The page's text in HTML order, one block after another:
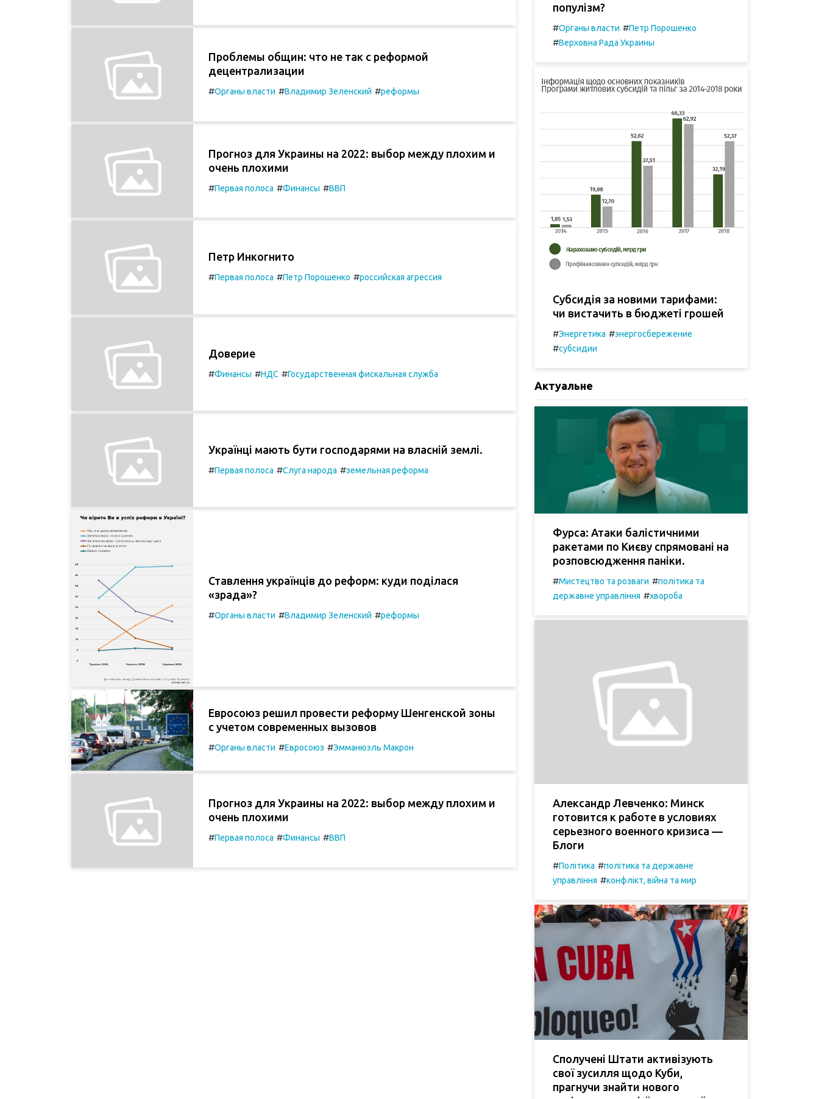
Проблемы общин: что не так с реформой
децентрализации
#Органы власти #Владимир Зеленский #реформы
Прогноз для Украины на 2022: выбор между плохим и
очень плохими
#Первая полоса #Финансы #ВВП
Петр Инкогнито
#Первая полоса #Петр Порошенко #российская агрессия
Доверие
#Финансы #НДС #Государственная фискальная служба
Українці мають бути господарями на власній землі.
#Первая полоса #Слуга народа #земельная реформа
Ставлення українців до реформ: куди поділася
«зрада»?
#Органы власти #Владимир Зеленский #реформы
Евросоюз решил провести реформу Шенгенской зоны
с учетом современных вызовов
#Органы власти #Евроcоюз #Эмманюэль Макрон
Прогноз для Украины на 2022: выбор между плохим и
очень плохими
#Первая полоса #Финансы #ВВП
популізм?
#Органы власти #Петр Порошенко
#Верховна Рада Украины
Субсидія за новими тарифами:
чи вистачить в бюджеті грошей
#Энергетика #энергосбережение
#субсидии
Актуальне
Фурса: Атаки балістичними
ракетами по Києву спрямовані на
розповсюдження паніки.
#Мистецтво та розваги #політика та
державне управління #хвороба
Александр Левченко: Минск
готовится к работе в условиях
серьезного военного кризиса —
Блоги
#Політика #політика та державне
управління #конфлікт, війна та мир
Сполучені Штати активізують
свої зусилля щодо Куби,
прагнучи знайти нового